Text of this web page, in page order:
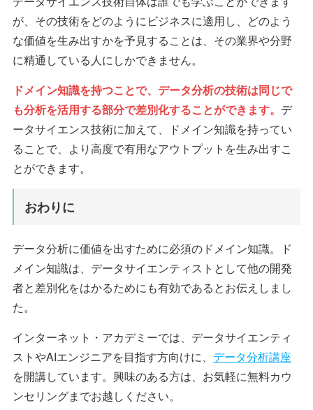
が、その技術をどのようにビジネスに適用し、どのよう
な価値を生み出すかを予見することは、その業界や分野
に精通している人にしかできません。
ドメイン知識を持つことで、データ分析の技術は同じで
も分析を活用する部分で差別化することができます。 デ
ータサイエンス技術に加えて、ドメイン知識を持ってい
ることで、より高度で有用なアウトプットを生み出すこ
とができます。
おわりに
データ分析に価値を出すために必須のドメイン知識。ド
メイン知識は、データサイエンティストとして他の開発
者と差別化をはかるためにも有効であるとお伝えしまし
た。
インターネット・アカデミーでは、データサイエンティ
ストやAIエンジニアを目指す方向けに、 データ分析講座
を開講しています。興味のある方は、お気軽に無料カウ
ンセリングまでお越しください。